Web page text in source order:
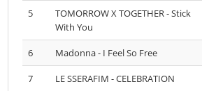
5
TOMORROW X TOGETHER - Stick
With You
6 Madonna - I Feel So Free
7 LE SSERAFIM - CELEBRATION